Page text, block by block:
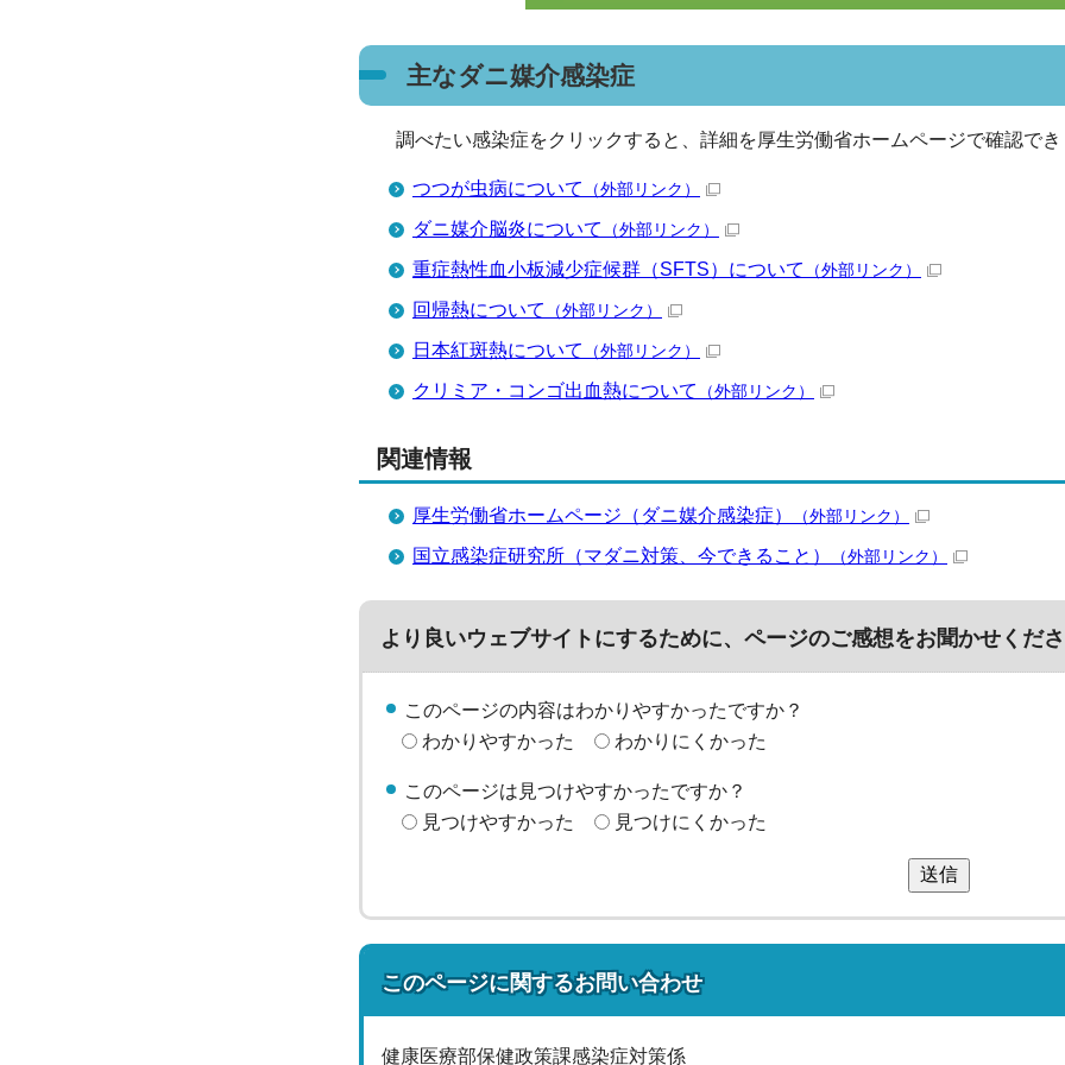
主なダニ媒介感染症
調べたい感染症をクリックすると、詳細を厚生労働省ホームページで確認で
つつが虫病について （外部リンク）
ダニ媒介脳炎について （外部リンク）
重症熱性血小板減少症候群（SFTS）について （外部リンク）
回帰熱について （外部リンク）
日本紅斑熱について （外部リンク）
クリミア・コンゴ出血熱について （外部リンク）
関連情報
厚生労働省ホームページ（ダニ媒介感染症） （外部リンク）
国立感染症研究所（マダニ対策、今できること） （外部リンク）
より良いウェブサイトにするために、ページのご感想をお聞かせくだ
このページの内容はわかりやすかったですか？
わかりやすかった
わかりにくかった
このページは見つけやすかったですか？
見つけやすかった
見つけにくかった
送信
このページに関するお問い合わせ
健康医療部保健政策課感染症対策係